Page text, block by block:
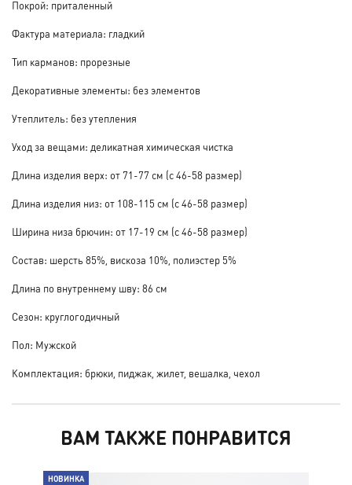
Покрой: приталенный
Фактура материала: гладкий
Тип карманов: прорезные
Декоративные элементы: без элементов
Утеплитель: без утепления
Уход за вещами: деликатная химическая чистка
Длина изделия верх: от 71-77 см (с 46-58 размер)
Длина изделия низ: от 108-115 см (с 46-58 размер)
Ширина низа брючин: от 17-19 см (с 46-58 размер)
Состав: шерсть 85%, вискоза 10%, полиэстер 5%
Длина по внутреннему шву: 86 см
Сезон: круглогодичный
Пол: Мужской
Комплектация: брюки, пиджак, жилет, вешалка, чехол
ВАМ ТАКЖЕ ПОНРАВИТСЯ
НОВИНКА